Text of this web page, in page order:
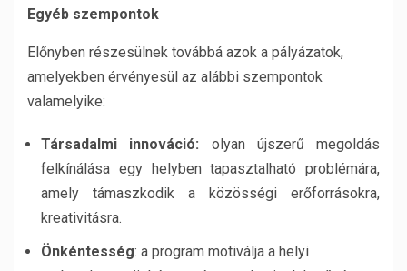
Egyéb szempontok
Előnyben részesülnek továbbá azok a pályázatok,
amelyekben érvényesül az alábbi szempontok
valamelyike:
Társadalmi innováció: olyan újszerű megoldás
felkínálása egy helyben tapasztalható problémára,
amely támaszkodik a közösségi erőforrásokra,
kreativitásra.
Önkéntesség: a program motiválja a helyi